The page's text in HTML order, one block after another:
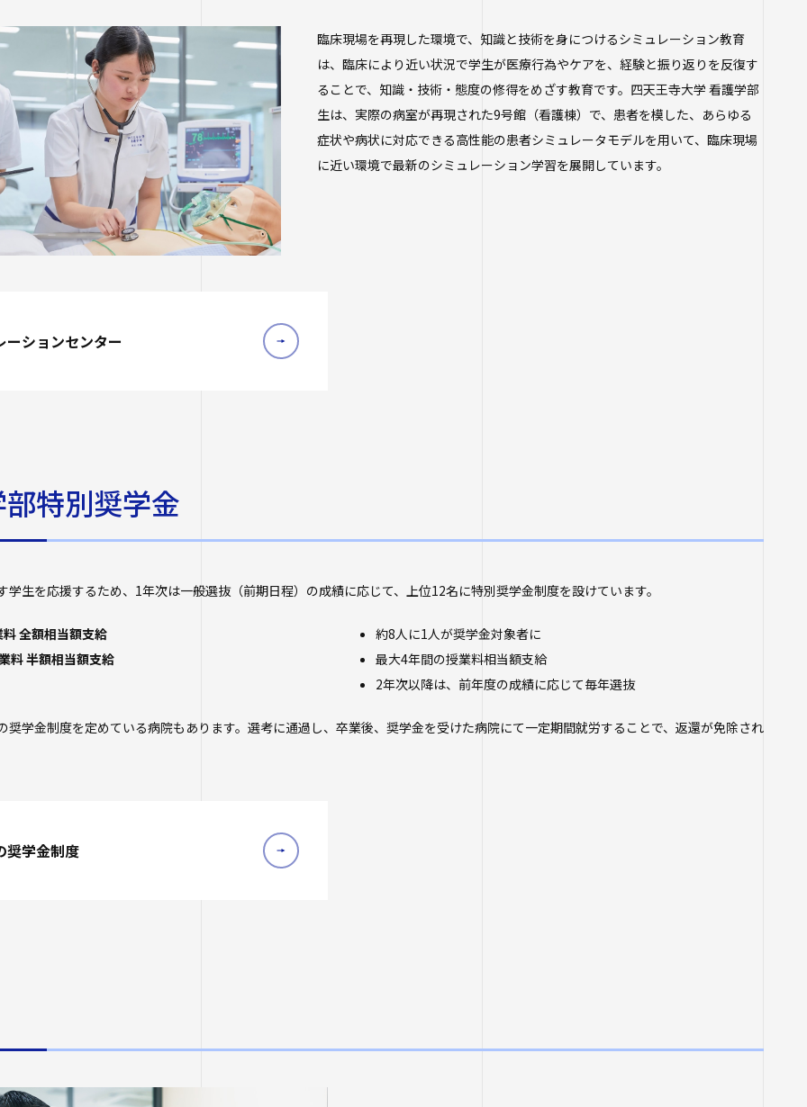
臨床現場を再現した環境で、知識と技術を身につけるシミュレーション教育
は、臨床により近い状況で学生が医療行為やケアを、経験と振り返りを反復す
ることで、知識・技術・態度の修得をめざす教育です。四天王寺大学 看護学部
生は、実際の病室が再現された9号館（看護棟）で、患者を模した、あらゆる
症状や病状に対応できる高性能の患者シミュレータモデルを用いて、臨床現場
に近い環境で最新のシミュレーション学習を展開しています。
ーションセンター
特別奨学金
学生を応援するため、1年次は一般選抜（前期日程）の成績に応じて、上位12名に特別奨学金制度を設けています。
全額相当額支給
料 半額相当額支給
約8人に1人が奨学金対象者に
最大4年間の授業料相当額支給
2年次以降は、前年度の成績に応じて毎年選抜
奨学金制度を定めている病院もあります。選考に通過し、卒業後、奨学金を受けた病院にて一定期間就労することで、返還が免除され
奨学金制度